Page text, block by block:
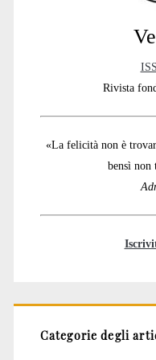
Rivista
«La felicità non è
bensì non
Categorie degli